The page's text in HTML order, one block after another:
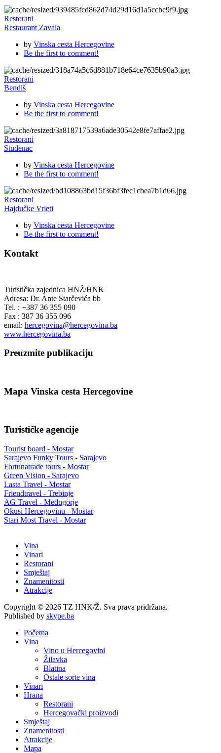
Restorani
Restaurant Zavala
by Vinska cesta Hercegovine
Be the first to comment!
Restorani
Bendiš
by Vinska cesta Hercegovine
Be the first to comment!
Restorani
Studenac
by Vinska cesta Hercegovine
Be the first to comment!
Restorani
Hajdučke Vrleti
by Vinska cesta Hercegovine
Be the first to comment!
Kontakt
Turistička zajednica HNŽ/HNK
Adresa: Dr. Ante Starčevića bb
Tel. : +387 36 355 090
Fax : 387 36 355 096
email: hercegovina@hercegovina.ba
www.hercegovina.ba
Preuzmite publikaciju
Mapa Vinska cesta Hercegovine
Turističke agencije
Tourist board - Mostar
Sarajevo Funky Tours - Sarajevo
Fortunatrade tours - Mostar
Green Vision - Sarajevo
Lasta Travel - Mostar
Friendtravel - Trebinje
AG Travel - Međugorje
Okusi Hercegovinu - Mostar
Stari Most Travel - Mostar
Vina
Vinari
Restorani
Smještaj
Znamenitosti
Atrakcije
Copyright © 2026 TZ HNK/Ž. Sva prava pridržana.
Published by skype.ba
Početna
Vina
Vino u Hercegovini
Žilavka
Blatina
Ostale sorte vina
Vinari
Hrana
Restorani
Hercegovački proizvodi
Smještaj
Znamenitosti
Atrakcije
Mapa